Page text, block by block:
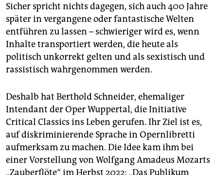
Sicher spricht nichts dagegen, sich auch 400 Jahre
später in vergangene oder fantastische Welten
entführen zu lassen – schwieriger wird es, wenn
Inhalte transportiert werden, die heute als
politisch unkorrekt gelten und als sexistisch und
rassistisch wahrgenommen werden.
Deshalb hat Berthold Schneider, ehemaliger
Intendant der Oper Wuppertal, die Initiative
Critical Classics ins Leben gerufen. Ihr Ziel ist es,
auf diskriminierende Sprache in Opern­libretti
aufmerksam zu machen. Die Idee kam ihm bei
einer Vorstellung von Wolfgang Amadeus Mozarts
„Zauberflöte“ im Herbst 2022: „Das Publikum